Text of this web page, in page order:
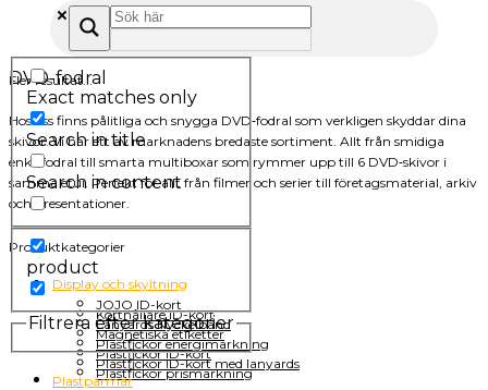
Fler resultat...
Exact matches only
Search in title
Search in content
product
Filtrera efter kategorier
DVD-fodral
Hos oss finns pålitliga och snygga DVD‑fodral som verkligen skyddar dina
skivor. Vi har ett av marknadens bredaste sortiment. Allt från smidiga
enkel­fodral till smarta multiboxar som rymmer upp till 6 DVD‑skivor i
samma etui. Perfekt för allt från filmer och serier till företagsmaterial, arkiv
och presentationer.
Produktkategorier
Display och skyltning
JOJO ID-kort
Korthållare ID-kort
Lanyards Nyckelband
Magnetiska etiketter
Plastfickor energimärkning
Plastfickor ID-kort
Plastfickor ID-kort med lanyards
Plastfickor prismärkning
Plastpärmar